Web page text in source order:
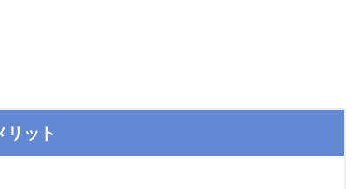
リット